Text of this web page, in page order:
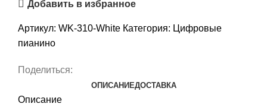
Добавить в избранное
Артикул: WK-310-White Категория: Цифровые
пианино
Поделиться:
ОПИСАНИЕДОСТАВКА
Описание